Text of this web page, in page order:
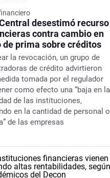
desestimó recurso
contra cambio en
de prima sobre créditos
la revocación, un grupo de
de crédito advirtieron
tomada por el regulador
como efecto una “baja en la
de las instituciones,
en la cantidad de personal o
de las empresas